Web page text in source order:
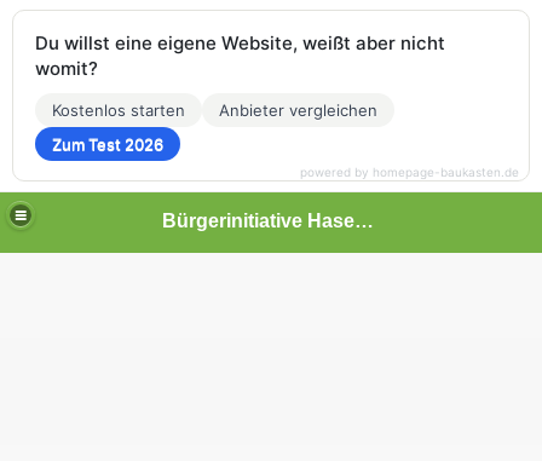
Bürgerinitiative Hasenthal
Du willst eine eigene Website, weißt aber nicht
womit?
Kostenlos starten
Anbieter vergleichen
Zum Test 2026
powered by homepage-baukasten.de